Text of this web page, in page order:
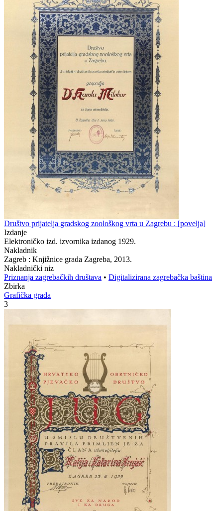
Društvo prijatelja gradskog zoološkog vrta u Zagrebu : [povelja]
Izdanje
Elektroničko izd. izvornika izdanog 1929.
Nakladnik
Zagreb : Knjižnice grada Zagreba, 2013.
Nakladnički niz
Priznanja zagrebačkih društava • Digitalizirana zagrebačka baština
Zbirka
Grafička građa
3